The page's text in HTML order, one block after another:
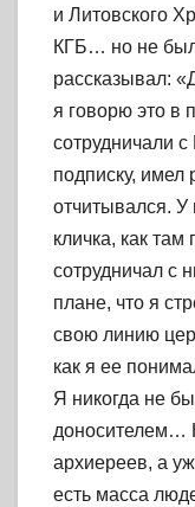
и Литовского
КГБ… но не был
рассказывал:
я говорю это в
сотрудничали
подписку, имел
отчитывался.
кличка, как
сотрудничал с
плане, что я
свою линию
как я ее
Я никогда не
доносителем…
архиереев, а
есть масса